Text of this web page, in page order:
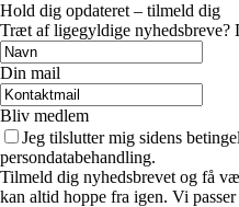
Hold dig opdateret – tilmeld dig
Træt af ligegyldige nyhedsbreve?
Din mail
Bliv medlem
Jeg tilslutter mig sidens
persondatabehandling.
Tilmeld dig nyhedsbrevet og få
kan altid hoppe fra igen. Vi passer